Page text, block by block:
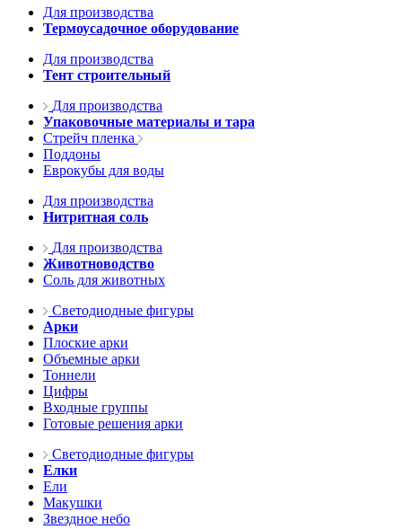
Для производства
Термоусадочное оборудование
Для производства
Тент строительный
Для производства
Упаковочные материалы и тара
Стрейч пленка
Поддоны
Еврокубы для воды
Для производства
Нитритная соль
Для производства
Животноводство
Соль для животных
Светодиодные фигуры
Арки
Плоские арки
Объемные арки
Тоннели
Цифры
Входные группы
Готовые решения арки
Светодиодные фигуры
Елки
Ели
Макушки
Звездное небо